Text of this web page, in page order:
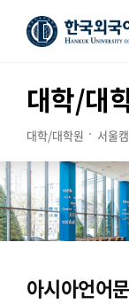
대학/대
대학/대학원 서울
아시아언어